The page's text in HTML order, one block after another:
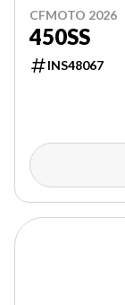
CFMOTO 2026
450SS
INS48067